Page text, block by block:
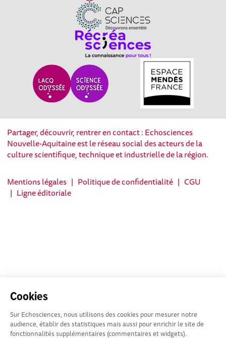
Cookies
Sur Echosciences, nous utilisons des cookies pour mesurer notre
audience, établir des statistiques mais aussi pour enrichir le site de
fonctionnalités supplémentaires (commentaires et widgets).
Partager, découvrir, rentrer en contact : Echosciences
Nouvelle-Aquitaine est le réseau social des acteurs de la
culture scientifique, technique et industrielle de la région.
Mentions légales | Politique de confidentialité | CGU
| Ligne éditoriale